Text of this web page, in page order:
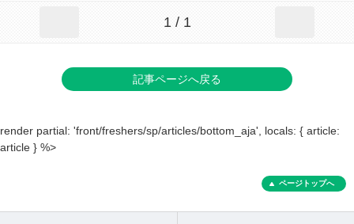
1 / 1
記事ページへ戻る
render partial: 'front/freshers/sp/articles/bottom_aja', locals: { article:
article } %>
ページトップへ